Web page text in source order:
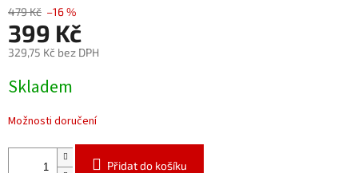
479 Kč –16 %
399 Kč
329,75 Kč bez DPH
cena:
Skladem
Možnosti doručení
Přidat do košíku